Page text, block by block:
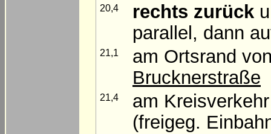
20,4 rechts zurück
parallel, dann
21,1
am Ortsrand
Brucknerstraße
21,4
am
(freigeg.